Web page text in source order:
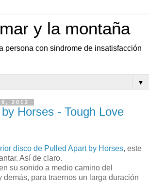
y la montaña
persona con sindrome de insatisfacción
▼
2012
Horses - Tough Love
disco de Pulled Apart by Horses, este
Así de claro.
su sonido a medio camino del
demás, para traernos un larga duración